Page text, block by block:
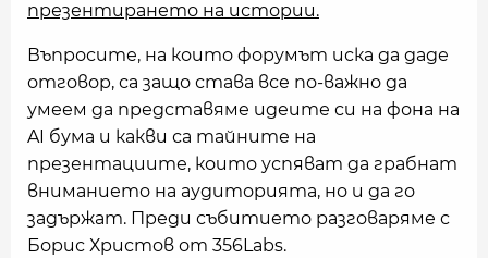
презентирането на истории.
Въпросите, на които форумът иска да даде
отговор, са защо става все по-важно да
умеем да представяме идеите си на фона на
AI бума и какви са тайните на
презентациите, които успяват да грабнат
вниманието на аудиторията, но и да го
задържат. Преди събитието разговаряме с
Борис Христов от 356Labs.